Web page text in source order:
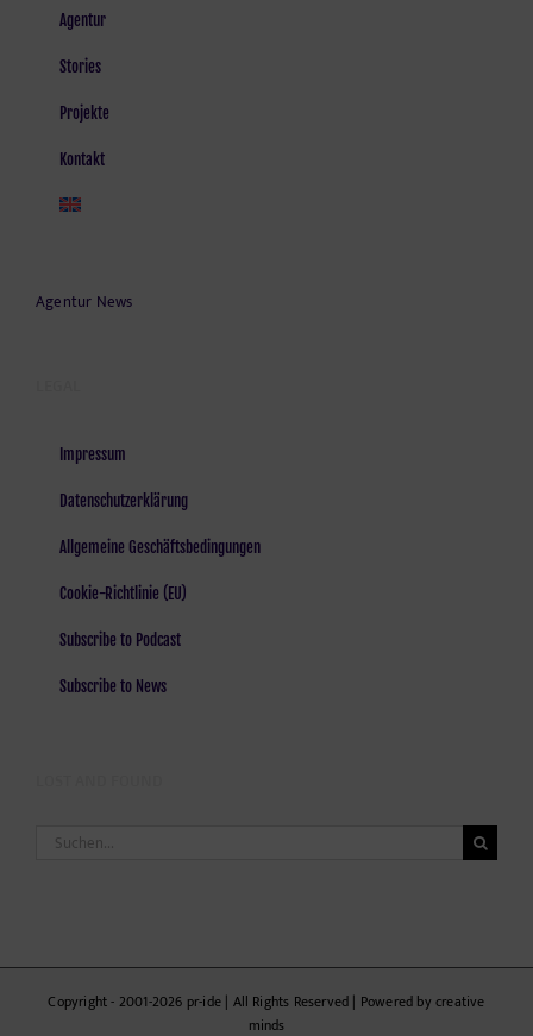
Agentur
Stories
Projekte
Kontakt
Agentur News
Impressum
Datenschutzerklärung
Allgemeine Geschäftsbedingungen
Cookie-Richtlinie (EU)
Subscribe to Podcast
Subscribe to News
Suche
Copyright - 2001-2026 pr-ide | All Rights Reserved | Powered by creative
minds